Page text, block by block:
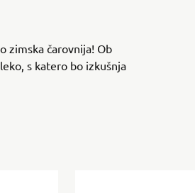
zimska čarovnija! Ob
s katero bo izkušnja